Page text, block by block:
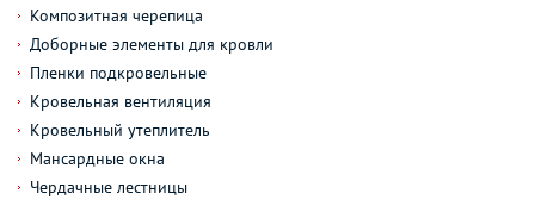
Композитная черепица
Доборные элементы для кровли
Пленки подкровельные
Кровельная вентиляция
Кровельный утеплитель
Мансардные окна
Чердачные лестницы